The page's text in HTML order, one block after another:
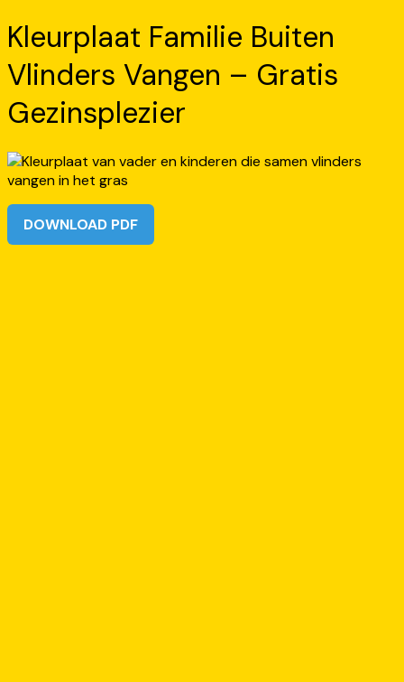
Kleurplaat Familie Buiten
Vlinders Vangen – Gratis
Gezinsplezier
DOWNLOAD PDF